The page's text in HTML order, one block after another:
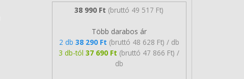
38 990 Ft (bruttó 49 517 Ft)
Több darabos ár
2 db 38 290 Ft (bruttó 48 628 Ft) / db
3 db-tól37 690 Ft (bruttó 47 866 Ft) /
db